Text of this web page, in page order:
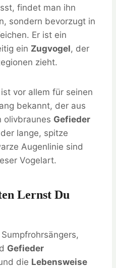
findet man ihn
sondern bevorzugt in
Er ist ein
ein Zugvogel, der
zieht.
ist vor allem für seinen
bekannt, der aus
olivbraunes Gefieder
lange, spitze
Augenlinie sind
Vogelart.
Lernst Du
Gefieder
die Lebensweise